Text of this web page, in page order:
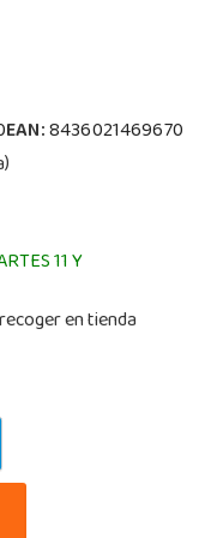
EAN:8436021469670
11 Y
en tienda